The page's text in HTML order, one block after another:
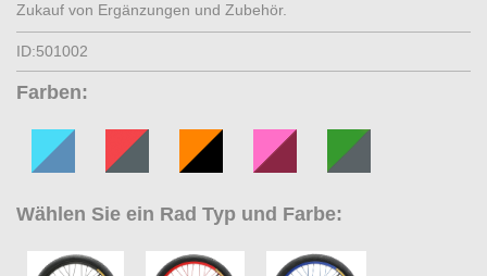
Zukauf von Ergänzungen und Zubehör.
ID:501002
Farben:
Wählen Sie ein Rad Typ und Farbe: